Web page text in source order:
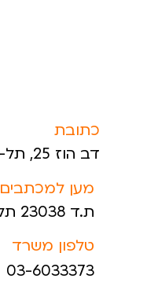
כתובת
דב הוז 25, תל- אביב
מען למכתבים
ת.ד 23038 תל אביב 61230
טלפון משרד
03-6033373